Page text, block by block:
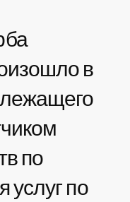
в
по
услуг по